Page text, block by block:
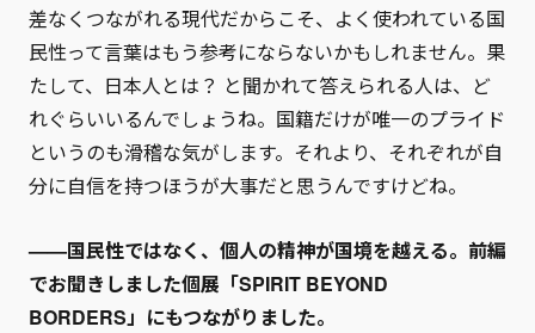
差なくつながれる現代だからこそ、よく使われている国
民性って言葉はもう参考にならないかもしれません。果
たして、日本人とは？ と聞かれて答えられる人は、ど
れぐらいいるんでしょうね。国籍だけが唯一のプライド
というのも滑稽な気がします。それより、それぞれが自
分に自信を持つほうが大事だと思うんですけどね。
——国民性ではなく、個人の精神が国境を越える。前編
でお聞きしました個展「SPIRIT BEYOND
BORDERS」にもつながりました。